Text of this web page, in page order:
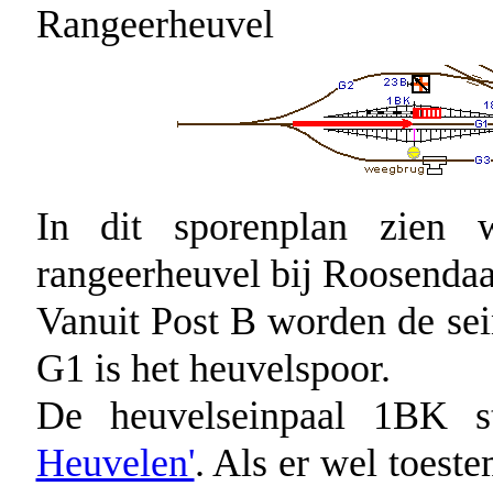
Rangeerheuvel
In dit sporenplan zien
rangeerheuvel bij
Vanuit Post B worden de
G1 is het heuvelspoor.
De heuvelseinpaal
Heuvelen'. Als er wel